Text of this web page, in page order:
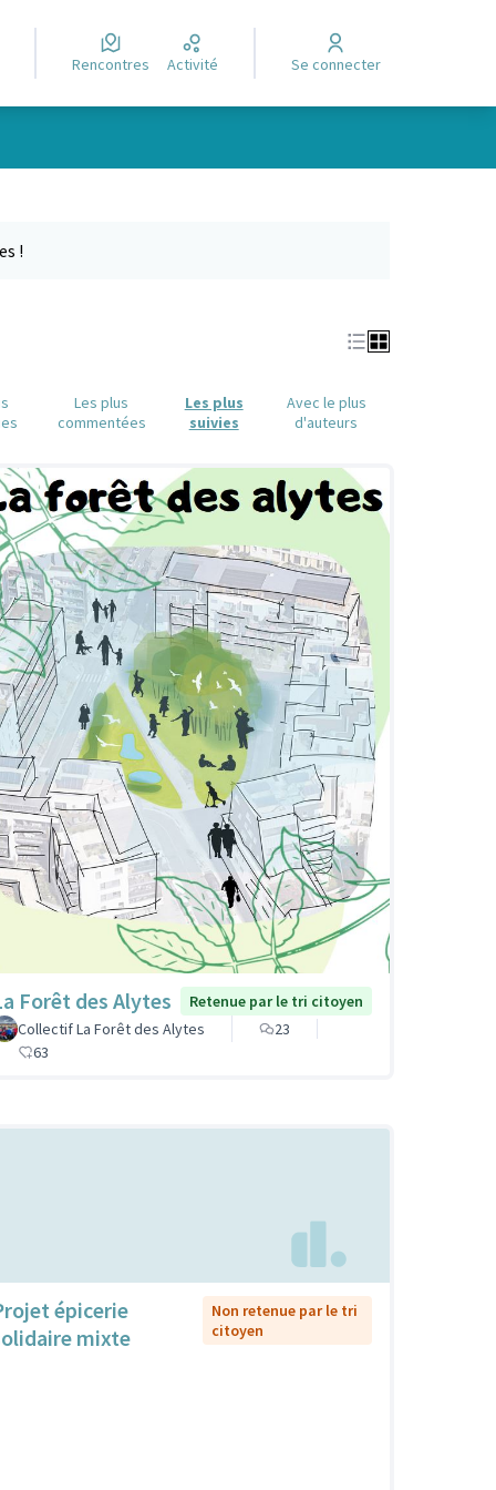
Rencontres Activité Se connecter
!
Les plus
commentées
Les plus
suivies
Avec le plus
d'auteurs
Forêt des Alytes
Retenue par le tri citoyen
Collectif La Forêt des Alytes
23
63
épicerie
mixte
Non retenue par le tri
citoyen